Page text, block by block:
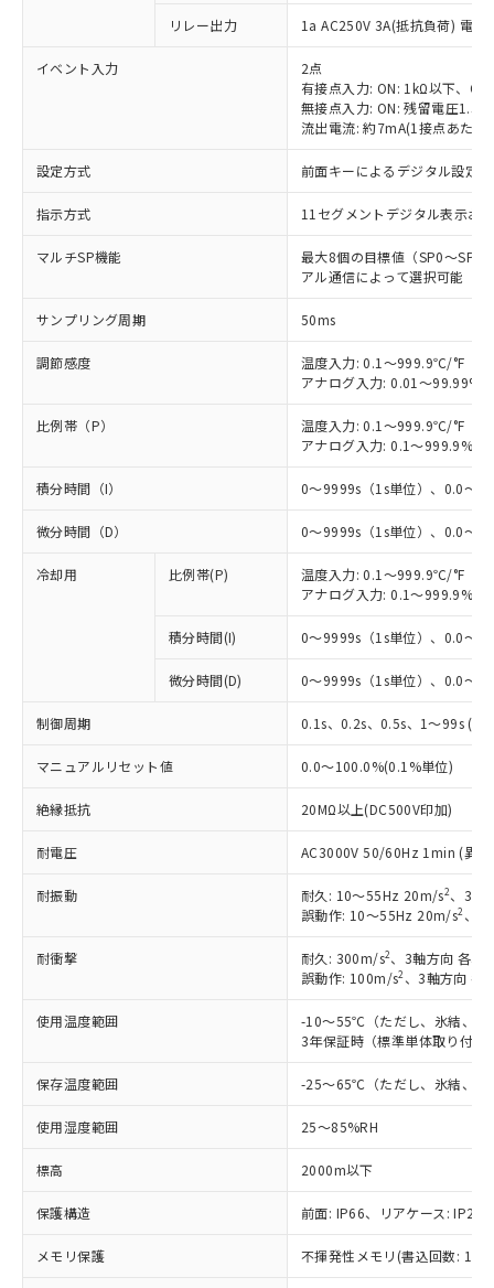
リレー出力 1a AC250V 3A(抵抗負荷) 電
イベント入力
2点
有接点入力: ON: 1kΩ以下、
無接点入力: ON: 残留電圧1.5V
流出電流: 約7mA(1接点あたり)
設定方式 前面キーによるデジタル設定
指示方式 11セグメントデジタル表示お
マルチSP機能
最大8個の目標値（SP0～SP7
アル通信によって選択可能
サンプリング周期 50ms
調節感度
温度入力: 0.1～999.9℃/°F（
アナログ入力: 0.01～
比例帯（P）
温度入力: 0.1～999.9℃/°F（
アナログ入力: 0.1～999.9%FS
積分時間（I） 0～9999s（1s単位）、0.0～
微分時間（D） 0～9999s（1s単位）、0.0～
冷却用 比例帯(P)
温度入力: 0.1～999.9℃/°F（
アナログ入力: 0.1～999.9%FS
積分時間(I) 0～9999s（1s単位）、0.0～
微分時間(D) 0～9999s（1s単位）、0.0～
制御周期 0.1s、0.2s、0.5s、1～99s (1s
マニュアルリセット値 0.0～100.0%(0.1%単位)
絶縁抵抗 20MΩ以上(DC500V印加)
耐電圧 AC3000V 50/60Hz 1min (異極
耐振動 耐久: 10～55Hz 20m/s2、3軸
誤動作: 10～55Hz 20m/s2 、3
耐衝撃 耐久: 300m/s2、3軸方向 各3回
誤動作: 100m/s2 、3軸方向 各
使用温度範囲
-10～55℃（ただし、氷結、結
3年保証時（標準単体取り付
保存温度範囲 -25～65℃（ただし、氷結、結
使用湿度範囲 25～85%RH
標高 2000m以下
保護構造 前面: IP66、リアケース: IP20
メモリ保護 不揮発性メモリ(書込回数: 100